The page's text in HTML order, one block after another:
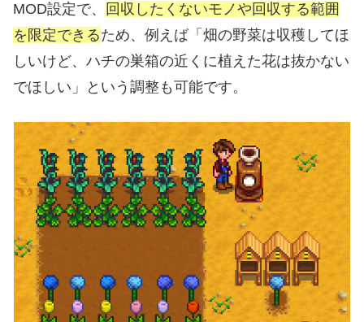
MOD設定で、
回収したくないモノや回収する範囲
を限定できるため、例えば「畑の野菜は収穫してほ
しいけど、ハチの巣箱の近くに植えた花は抜かない
でほしい」という調整も可能です。